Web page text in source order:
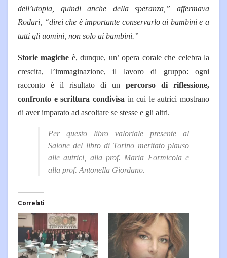
dell’utopia, quindi anche della speranza,” affermava
Rodari, “direi che è importante conservarlo ai bambini e a
tutti gli uomini, non solo ai bambini.”
Storie magiche è, dunque, un’ opera corale che celebra la
crescita, l’immaginazione, il lavoro di gruppo: ogni
racconto è il risultato di un percorso di riflessione,
confronto e scrittura condivisa in cui le autrici mostrano
di aver imparato ad ascoltare se stesse e gli altri.
Per questo libro valoriale presente al
Salone del libro di Torino meritato plauso
alle autrici, alla prof. Maria Formicola e
alla prof. Antonella Giordano.
Correlati